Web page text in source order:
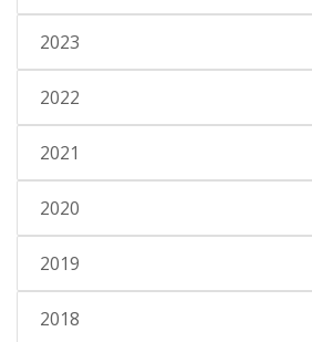
2023
2022
2021
2020
2019
2018